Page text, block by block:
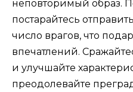
неповторимый образ.
постарайтесь
число врагов, что
впечатлений.
и улучшайте
преодолевайте